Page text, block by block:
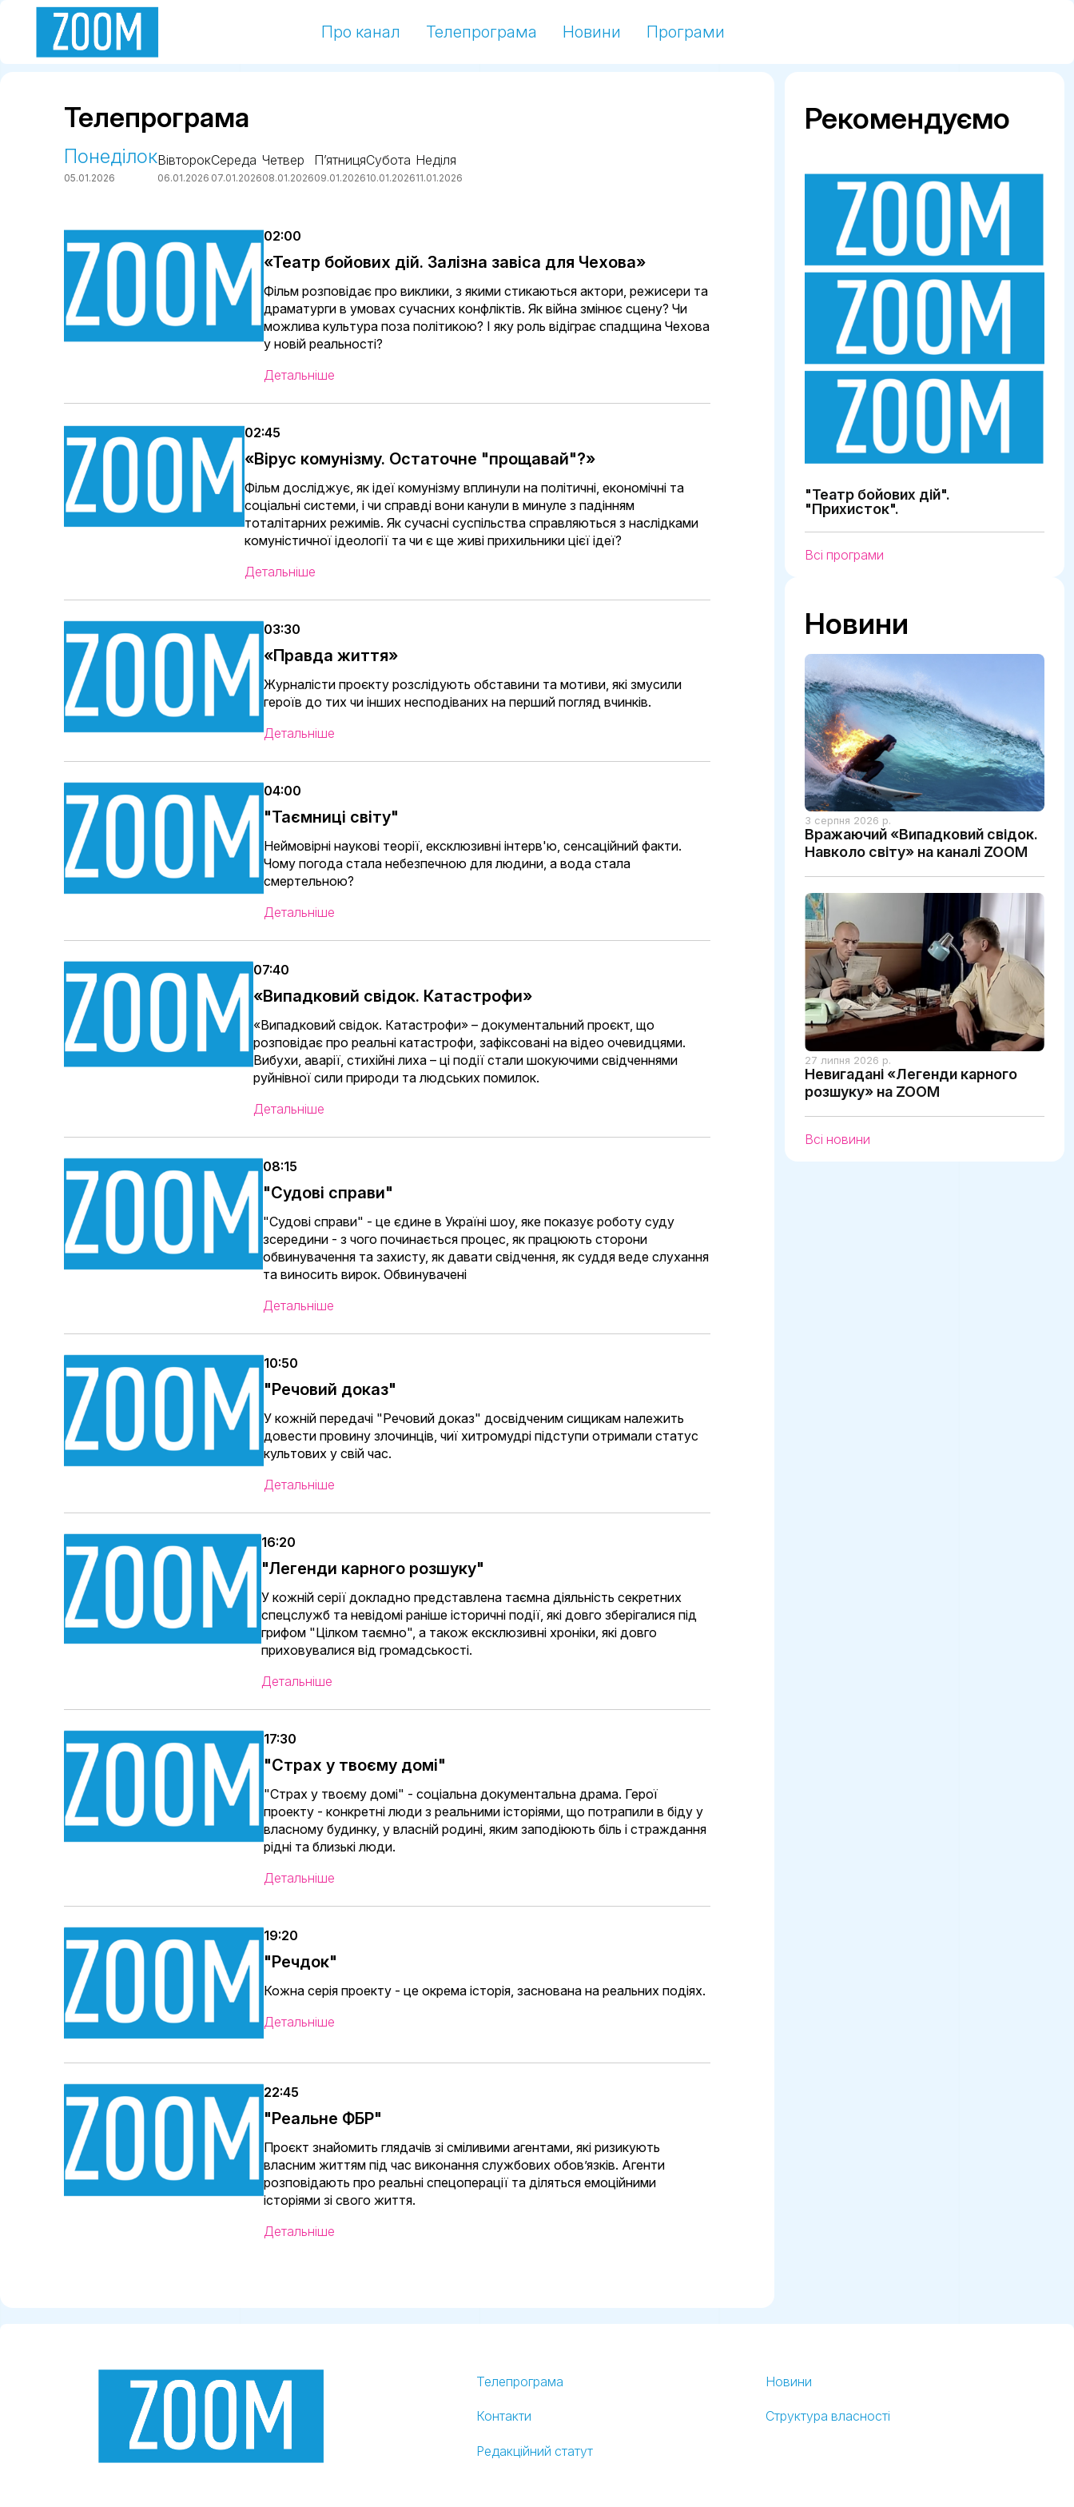
Про канал Телепрограма Новини Програми
Телепрограма
Понеділок
05.01.2026
Вівторок
06.01.2026
Середа
07.01.2026
Четвер
08.01.2026
П’ятниця
09.01.2026
Субота
10.01.2026
Неділя
11.01.2026
02:00
«Театр бойових дій. Залізна завіса для Чехова»
Фільм розповідає про виклики, з якими стикаються актори, режисери та
драматурги в умовах сучасних конфліктів. Як війна змінює сцену? Чи
можлива культура поза політикою? І яку роль відіграє спадщина Чехова
у новій реальності?
Детальніше
02:45
«Вірус комунізму. Остаточне "прощавай"?»
Фільм досліджує, як ідеї комунізму вплинули на політичні, економічні та
соціальні системи, і чи справді вони канули в минуле з падінням
тоталітарних режимів. Як сучасні суспільства справляються з наслідками
комуністичної ідеології та чи є ще живі прихильники цієї ідеї?
Детальніше
03:30
«Правда життя»
Журналісти проєкту розслідують обставини та мотиви, які змусили
героїв до тих чи інших несподіваних на перший погляд вчинків.
Детальніше
04:00
"Таємниці світу"
Неймовірні наукові теорії, ексклюзивні інтерв'ю, сенсаційний факти.
Чому погода стала небезпечною для людини, а вода стала
смертельною?
Детальніше
07:40
«Випадковий свідок. Катастрофи»
«Випадковий свідок. Катастрофи» – документальний проєкт, що
розповідає про реальні катастрофи, зафіксовані на відео очевидцями.
Вибухи, аварії, стихійні лиха – ці події стали шокуючими свідченнями
руйнівної сили природи та людських помилок.
Детальніше
08:15
"Судові справи"
"Судові справи" - це єдине в Україні шоу, яке показує роботу суду
зсередини - з чого починається процес, як працюють сторони
обвинувачення та захисту, як давати свідчення, як суддя веде слухання
та виносить вирок. Обвинувачені
Детальніше
10:50
"Речовий доказ"
У кожній передачі "Речовий доказ" досвідченим сищикам належить
довести провину злочинців, чиї хитромудрі підступи отримали статус
культових у свій час.
Детальніше
16:20
"Легенди карного розшуку"
У кожній серії докладно представлена ​​таємна діяльність секретних
спецслужб та невідомі раніше історичні події, які довго зберігалися під
грифом "Цілком таємно", а також ексклюзивні хроніки, які довго
приховувалися від громадськості.
Детальніше
17:30
"Страх у твоєму домі"
"Страх у твоєму домі" - соціальна документальна драма. Герої
проекту - конкретні люди з реальними історіями, що потрапили в біду у
власному будинку, у власній родині, яким заподіюють біль і страждання
рідні та близькі люди.
Детальніше
19:20
"Речдок"
Кожна серія проекту - це окрема історія, заснована на реальних подіях.
Детальніше
22:45
"Реальне ФБР"
Проєкт знайомить глядачів зі сміливими агентами, які ризикують
власним життям під час виконання службових обов’язків. Агенти
розповідають про реальні спецоперації та діляться емоційними
історіями зі свого життя.
Детальніше
Рекомендуємо
"Театр бойових дій".
"Прихисток".
Всі програми
Новини
3 серпня 2026 р.
Вражаючий «Випадковий свідок.
Навколо світу» на каналі ZOOM
27 липня 2026 р.
Невигадані «Легенди карного
розшуку» на ZOOM
Всі новини
Телепрограма Новини
Контакти Структура власності
Редакційний статут